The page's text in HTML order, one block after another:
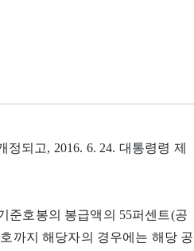
되고, 2016. 6. 24. 대통령령 제
준호봉의 봉급액의 55퍼센트(공
까지 해당자의 경우에는 해당 공